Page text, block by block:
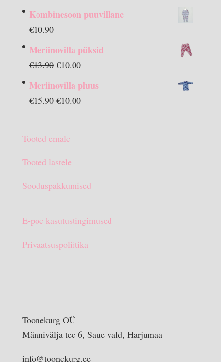
Kombinesoon puuvillane
€10.90
Meriinovilla püksid
€13.90 Algne
€10.00Praegune
on:
Meriinovilla pluus
€15.90 Algne
€15.90.
€10.00Praegune
Tooted emale
Tooted lastele
Sooduspakkumised
E-poe kasutustingimused
Privaatsuspoliitika
Toonekurg OÜ
Männivälja tee 6, Saue vald, Harjumaa
info@toonekurg.ee